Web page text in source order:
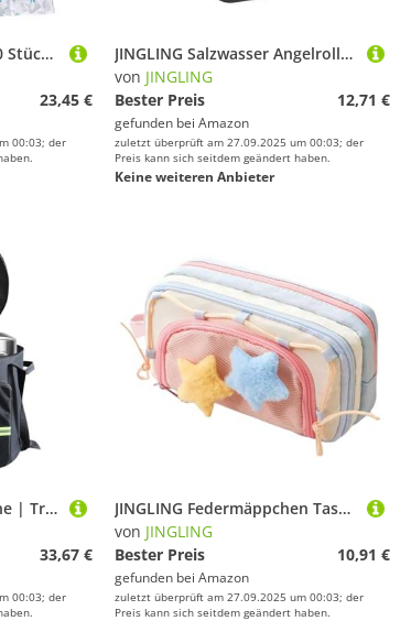
JINGLING Eisbeutel | 100 Stück Robuste Wiederverwendbare Beutel | Tragbarer Gefrierbehälter Mit Zugband Für Roadtrips Picknicks Outdoor Aktivitäten
23,45 €
00:03; der
JINGLING Salzwasser Angelrolle 50 M, Überwachungs Fischfinder Rolle, Aufbewahrungsrolle Für Abenteuer Salzwasser Männer Väter Süßwasser Outdoor Camping
von JINGLING
Bester Preis
12,71 €
gefunden bei Amazon
zuletzt überprüft am 27.09.2025 um 00:03; der
Preis kann sich seitdem geändert haben.
Keine weiteren Anbieter
JINGLING Pizzaofentasche | Transporttasche für Gartengrill – staubdichte Aufbewahrungstasche für Pizzaofen für Wohnmobil, Küche, Party, Balkon, Restaurant, Terrasse,
33,67 €
00:03; der
JINGLING Federmäppchen Tasche | Großes Fassungsvermögen Schutztasche Für Stifte,Schreibzeugtasche Mit 8 Fächern Für Radiergummi Lineal Marker Notizen Schüler Lehrer Kindergarten Reise Rucksack
von JINGLING
Bester Preis
10,91 €
gefunden bei Amazon
zuletzt überprüft am 27.09.2025 um 00:03; der
Preis kann sich seitdem geändert haben.